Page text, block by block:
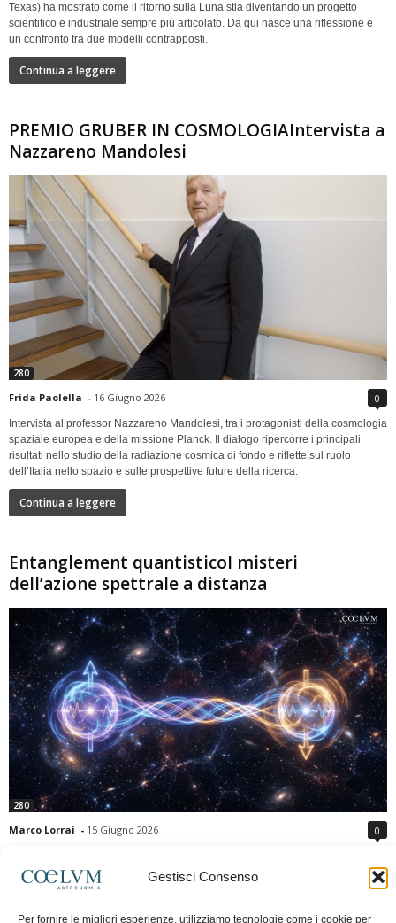
Gestisci Consenso
Per fornire le migliori esperienze, utilizziamo tecnologie come i cookie per
Texas) ha mostrato come il ritorno sulla Luna stia diventando un progetto
scientifico e industriale sempre più articolato. Da qui nasce una riflessione e
un confronto tra due modelli contrapposti.
Continua a leggere
PREMIO GRUBER IN COSMOLOGIAIntervista a
Nazzareno Mandolesi
280
Frida Paolella - 16 Giugno 2026 0
Intervista al professor Nazzareno Mandolesi, tra i protagonisti della cosmologia
spaziale europea e della missione Planck. Il dialogo ripercorre i principali
risultati nello studio della radiazione cosmica di fondo e riflette sul ruolo
dell’Italia nello spazio e sulle prospettive future della ricerca.
Continua a leggere
Entanglement quantisticoI misteri
dell’azione spettrale a distanza
280
Marco Lorrai - 15 Giugno 2026 0
moderna: due particelle possono mostrare correlazioni che sembrano ignorare
la distanza che le separa. Gli esperimenti e i teoremi di Bell hanno escluso le
previsioni della meccanica quantistica. Nonostante ciò, l'entanglement non